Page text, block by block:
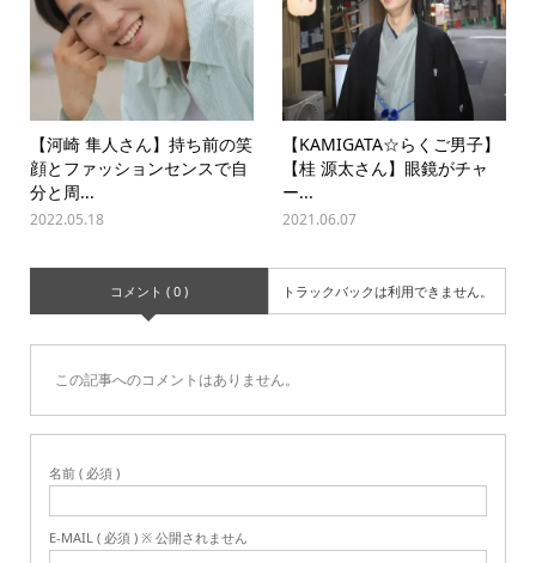
【河崎 隼人さん】持ち前の笑
顔とファッションセンスで自
分と周...
2022.05.18
【KAMIGATA☆らくご男子】
【桂 源太さん】眼鏡がチャ
ー...
2021.06.07
コメント ( 0 ) トラックバックは利用できません。
この記事へのコメントはありません。
名前 ( 必須 )
E-MAIL ( 必須 ) ※ 公開されません